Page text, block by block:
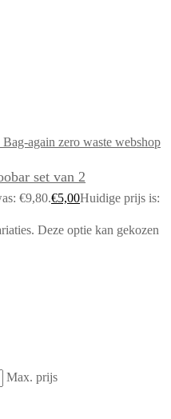
set van 2
€9,80.€5,00Huidige prijs is:
Deze optie kan gekozen
Max. prijs